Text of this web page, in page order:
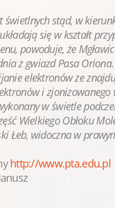
świetlnych stąd, w
się w kształt
powoduje, że
z gwiazd Pasa Oriona.
elektronów ze
i zjonizowanego
wświetle
Wielkiego Obłoku
Łeb, widoczna w
http://www.pta.edu.pl